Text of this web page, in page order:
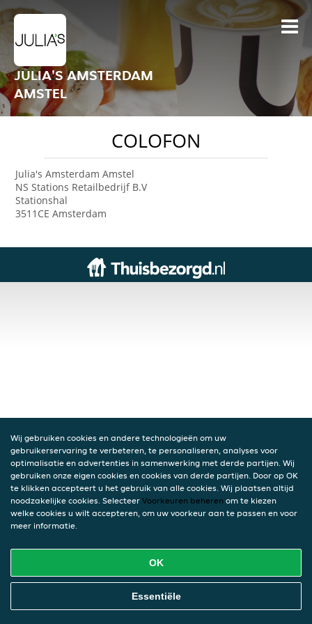
JULIA'S AMSTERDAM
AMSTEL
COLOFON
Julia's Amsterdam Amstel
NS Stations Retailbedrijf B.V
Stationshal
3511CE Amsterdam
Wij gebruiken cookies en andere technologieën om uw
gebruikerservaring te verbeteren, te personaliseren, analyses voor
optimalisatie en advertenties in samenwerking met derde partijen. Wij
gebruiken onze eigen cookies en cookies van derde partijen. Door op OK
te klikken accepteert u het gebruik van alle cookies. Wij plaatsen altijd
noodzakelijke cookies. Selecteer Voorkeuren beheren om te kiezen
welke cookies u wilt accepteren, om uw voorkeur aan te passen en voor
meer informatie.
OK
Essentiële